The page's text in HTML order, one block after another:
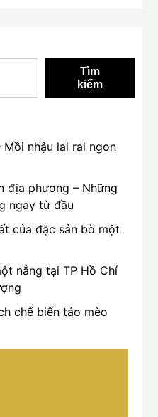
Tìm
kiếm
nhậu lai rai ngon
địa phương – Những
ngay từ đầu
của đặc sản bò một
nắng tại TP Hồ Chí
chế biến táo mèo